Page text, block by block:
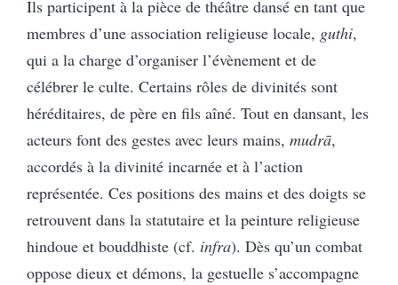
Ils participent à la pièce de théâtre dansé en tant que
membres d’une association religieuse locale, guthi,
qui a la charge d’organiser l’évènement et de
célébrer le culte. Certains rôles de divinités sont
héréditaires, de père en fils aîné. Tout en dansant, les
acteurs font des gestes avec leurs mains, mudrā,
accordés à la divinité incarnée et à l’action
représentée. Ces positions des mains et des doigts se
retrouvent dans la statutaire et la peinture religieuse
hindoue et bouddhiste (cf. infra). Dès qu’un combat
oppose dieux et démons, la gestuelle s’accompagne